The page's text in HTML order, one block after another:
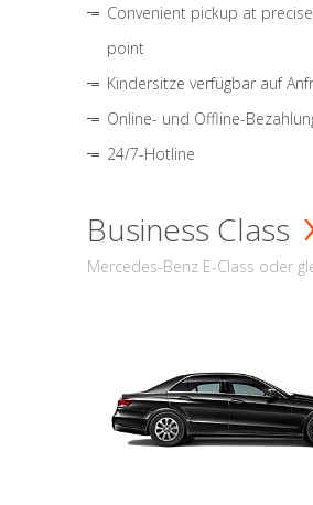
Convenient pickup at
point
Kindersitze verfügbar auf
Online- und Offline-
24/7-Hotline
Business Class
Mercedes-Benz E-Class oder